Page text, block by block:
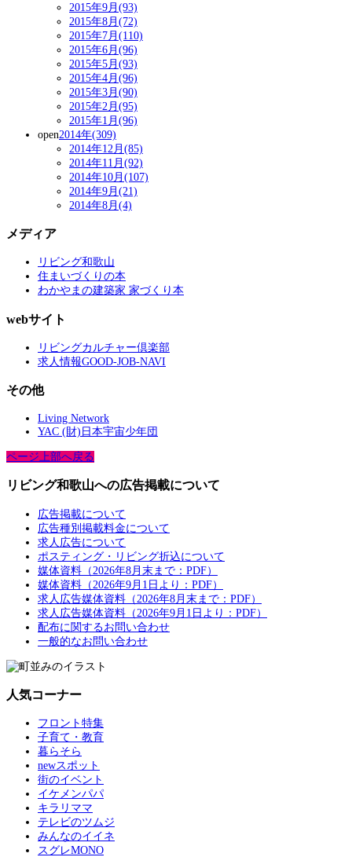
2015年9月(93)
2015年8月(72)
2015年7月(110)
2015年6月(96)
2015年5月(93)
2015年4月(96)
2015年3月(90)
2015年2月(95)
2015年1月(96)
open2014年(309)
2014年12月(85)
2014年11月(92)
2014年10月(107)
2014年9月(21)
2014年8月(4)
メディア
リビング和歌山
住まいづくりの本
わかやまの建築家 家づくり本
webサイト
リビングカルチャー倶楽部
求人情報GOOD-JOB-NAVI
その他
Living Network
YAC (財)日本宇宙少年団
ページ上部へ戻る
リビング和歌山への広告掲載について
広告掲載について
広告種別掲載料金について
求人広告について
ポスティング・リビング折込について
媒体資料（2026年8月末まで：PDF）
媒体資料（2026年9月1日より：PDF）
求人広告媒体資料（2026年8月末まで：PDF）
求人広告媒体資料（2026年9月1日より：PDF）
配布に関するお問い合わせ
一般的なお問い合わせ
人気コーナー
フロント特集
子育て・教育
暮らそら
newスポット
街のイベント
イケメンパパ
キラリママ
テレビのツムジ
みんなのイイネ
スグレMONO